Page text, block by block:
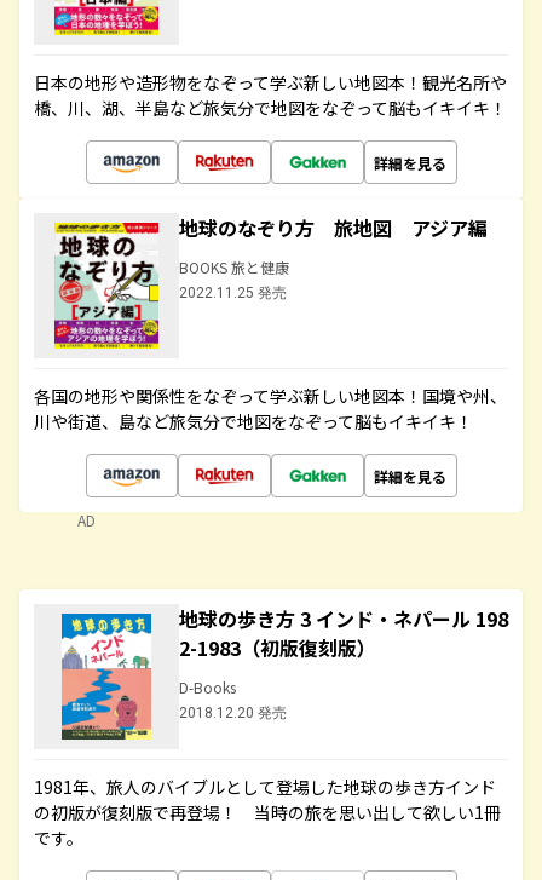
日本の地形や造形物をなぞって学ぶ新しい地図本！観光名所や
橋、川、湖、半島など旅気分で地図をなぞって脳もイキイキ！
詳細を見る
地球のなぞり方 旅地図 アジア編
BOOKS 旅と健康
2022.11.25 発売
各国の地形や関係性をなぞって学ぶ新しい地図本！国境や州、
川や街道、島など旅気分で地図をなぞって脳もイキイキ！
詳細を見る
AD
地球の歩き方 3 インド・ネパール 198
2-1983（初版復刻版）
D-Books
2018.12.20 発売
1981年、旅人のバイブルとして登場した地球の歩き方インド
の初版が復刻版で再登場！ 当時の旅を思い出して欲しい1冊
です。